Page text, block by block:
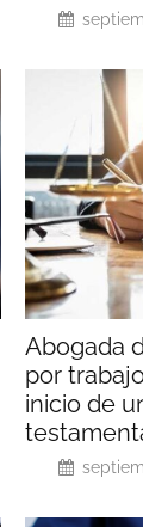
Abogada
por
inicio de